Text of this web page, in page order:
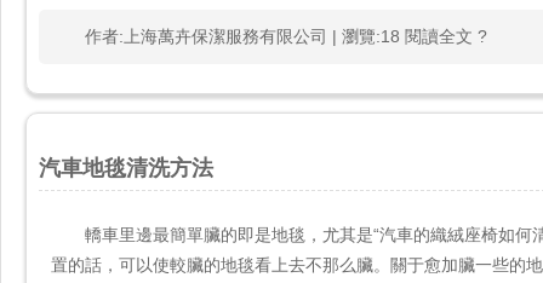
作者:上海萬卉保潔服務有限公司 | 瀏覽:18 閱讀全文 ?
汽車地毯清洗方法
轎車里邊最簡單臟的即是地毯，尤其是“汽車的織絨座椅如何
置的話，可以使較臟的地毯看上去不那么臟。關于愈加臟一些